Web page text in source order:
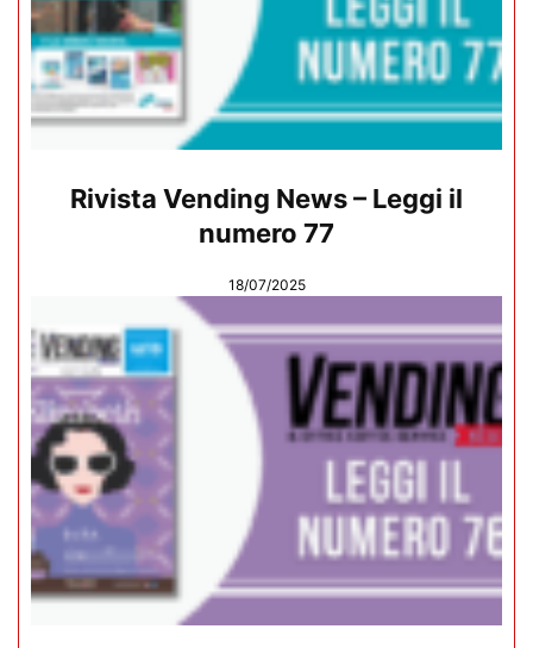
Rivista Vending News – Leggi il
numero 77
18/07/2025